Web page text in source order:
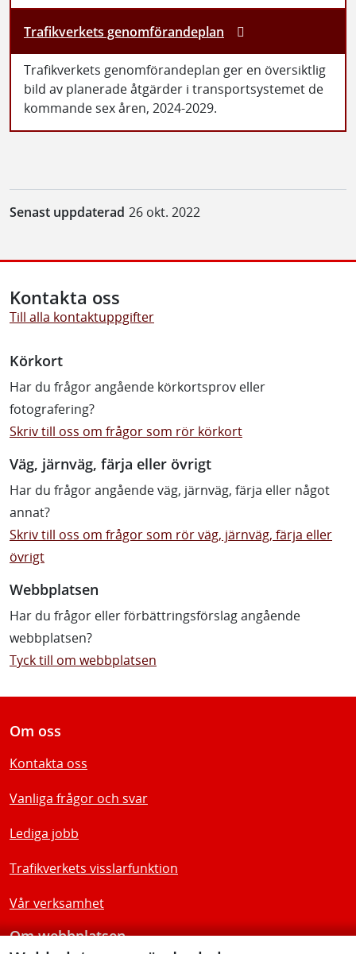
Trafikverkets genomförandeplan
Trafikverkets genomförandeplan ger en översiktlig
bild av planerade åtgärder i transportsystemet de
kommande sex åren, 2024-2029.
Senast uppdaterad 26 okt. 2022
Kontakta oss
Till alla kontaktuppgifter
Körkort
Har du frågor angående körkortsprov eller
fotografering?
Skriv till oss om frågor som rör körkort
Väg, järnväg, färja eller övrigt
Har du frågor angående väg, järnväg, färja eller något
annat?
Skriv till oss om frågor som rör väg, järnväg, färja eller
övrigt
Webbplatsen
Har du frågor eller förbättringsförslag angående
webbplatsen?
Tyck till om webbplatsen
Om oss
Kontakta oss
Vanliga frågor och svar
Lediga jobb
Trafikverkets visslarfunktion
Vår verksamhet
Om webbplatsen